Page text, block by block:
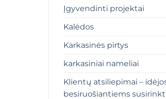
Įgyvendinti projektai
Kalėdos
Karkasinės pirtys
karkasiniai nameliai
Klientų atsiliepimai –
besiruošiantiems